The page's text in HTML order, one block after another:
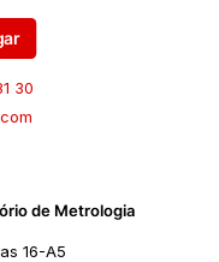
30
de Metrologia
16-A5